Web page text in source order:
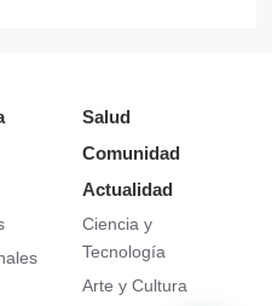
Salud
Comunidad
Actualidad
Ciencia y
Tecnología
Arte y Cultura